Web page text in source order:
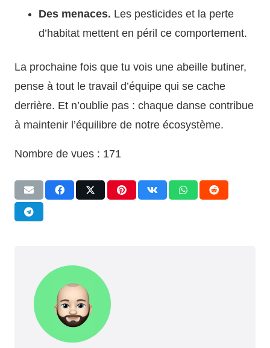
Des menaces. Les pesticides et la perte
d’habitat mettent en péril ce comportement.
La prochaine fois que tu vois une abeille butiner,
pense à tout le travail d’équipe qui se cache
derrière. Et n’oublie pas : chaque danse contribue
à maintenir l’équilibre de notre écosystème.
Nombre de vues : 171